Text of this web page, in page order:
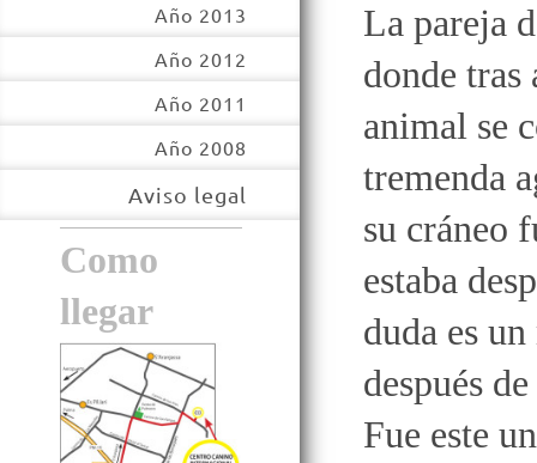
Año 2013
Año 2012
Año 2011
Año 2008
Aviso legal
Como
llegar
La pareja
donde tras
animal se
tremenda
su cráneo
estaba
duda es
después
Fue este